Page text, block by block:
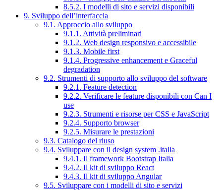
8.5.2. I modelli di sito e servizi disponibili
9. Sviluppo dell’interfaccia
9.1. Approccio allo sviluppo
9.1.1. Attività preliminari
9.1.2. Web design responsivo e accessibile
9.1.3. Mobile first
9.1.4. Progressive enhancement e Graceful
degradation
9.2. Strumenti di supporto allo sviluppo del software
9.2.1. Feature detection
9.2.2. Verificare le feature disponibili con Can I
use
9.2.3. Strumenti e risorse per CSS e JavaScript
9.2.4. Supporto browser
9.2.5. Misurare le prestazioni
9.3. Catalogo del riuso
9.4. Sviluppare con il design system .italia
9.4.1. Il framework Bootstrap Italia
9.4.2. Il kit di sviluppo React
9.4.3. Il kit di sviluppo Angular
9.5. Sviluppare con i modelli di sito e servizi